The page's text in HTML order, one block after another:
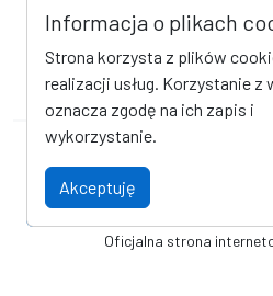
Oficjalna strona
Deklaracja dostępności
Informacja o plikach
Strona korzysta z plików
realizacji usług. Korzystanie z
oznacza zgodę na ich zapis i
wykorzystanie.
Akceptuję